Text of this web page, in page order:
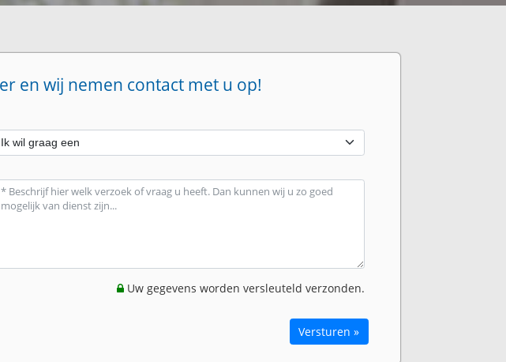
en wij nemen contact met u op!
Uw gegevens worden versleuteld verzonden.
Versturen »